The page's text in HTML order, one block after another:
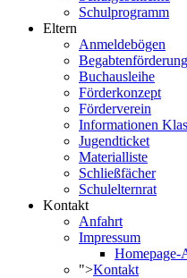
Schulprogramm
Eltern
Anmeldebögen
Begabtenförderung
Buchausleihe
Förderkonzept
Förderverein
Informationen
Jugendticket
Materialliste
Schließfächer
Schulelternrat
Kontakt
Anfahrt
Impressum
Homepage-
">Kontakt